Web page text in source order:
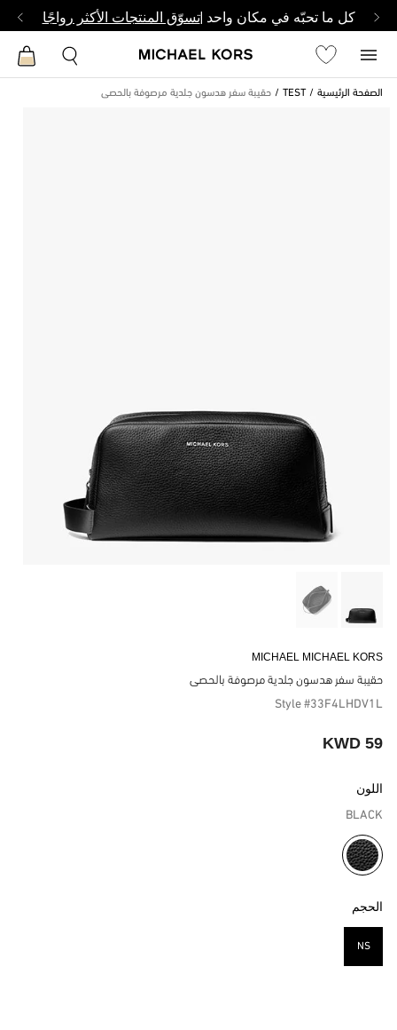
كل ما تحبّه في مكان واحد |تسوّق المنتجات الأكثر رواجًا
الصفحة الرئيسية TEST حقيبة سفر هدسون جلدية مرصوفة بالحصى
MICHAEL MICHAEL KORS
حقيبة سفر هدسون جلدية مرصوفة بالحصى
Style #33F4LHDV1L
59 KWD
اللون
BLACK
مختار
الحجم
NS